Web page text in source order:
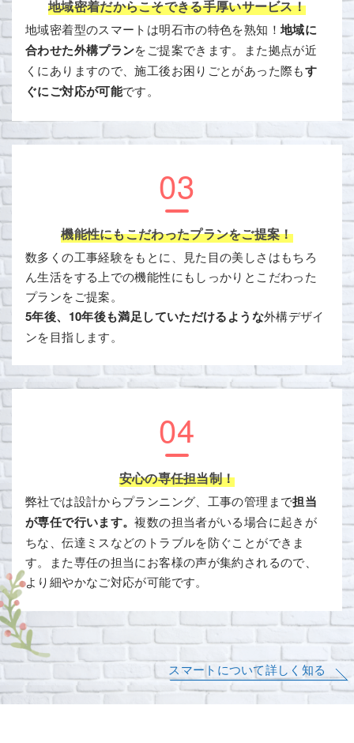
地域密着だからこそできる手厚いサービス！
地域密着型のスマートは明石市の特色を熟知！地域に
合わせた外構プランをご提案できます。また拠点が近
くにありますので、施工後お困りごとがあった際もす
ぐにご対応が可能です。
03
機能性にもこだわったプランをご提案！
数多くの工事経験をもとに、見た目の美しさはもちろ
ん生活をする上での機能性にもしっかりとこだわった
プランをご提案。
5年後、10年後も満足していただけるような外構デザイ
ンを目指します。
04
安心の専任担当制！
弊社では設計からプランニング、工事の管理まで担当
が専任で行います。複数の担当者がいる場合に起きが
ちな、伝達ミスなどのトラブルを防ぐことができま
す。また専任の担当にお客様の声が集約されるので、
より細やかなご対応が可能です。
スマートについて詳しく知る